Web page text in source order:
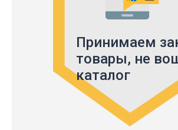
Принимаем
товары, не
каталог